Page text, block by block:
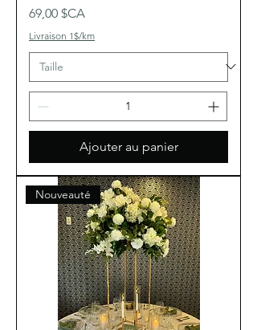
Prix
69,00 $CA
Livraison 1$/km
Ajouter au panier
Nouveauté